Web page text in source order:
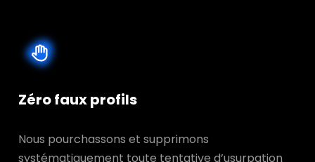
Zéro faux profils
Nous pourchassons et supprimons
systématiquement toute tentative d’usurpation